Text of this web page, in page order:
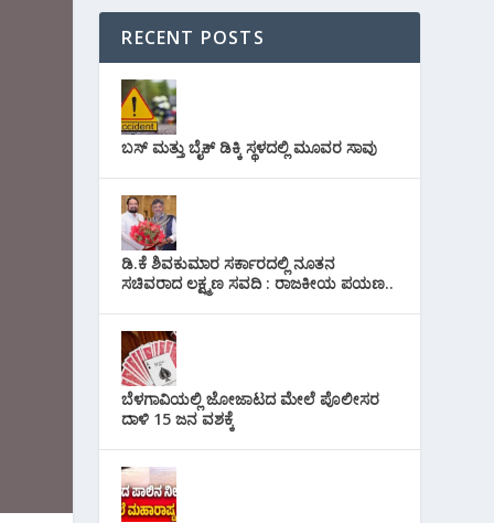
RECENT POSTS
ಬಸ್ ಮತ್ತು ಬೈಕ್ ಡಿಕ್ಕಿ ಸ್ಥಳದಲ್ಲಿ ಮೂವರ ಸಾವು
ಡಿ.ಕೆ ಶಿವಕುಮಾರ ಸರ್ಕಾರದಲ್ಲಿ ನೂತನ
ಸಚಿವರಾದ ಲಕ್ಷ್ಮಣ ಸವದಿ : ರಾಜಕೀಯ ಪಯಣ..
ಬೆಳಗಾವಿಯಲ್ಲಿ ಜೋಜಾಟದ ಮೇಲೆ ಪೊಲೀಸರ
ದಾಳಿ 15 ಜನ ವಶಕ್ಕೆ